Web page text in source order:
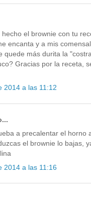
hecho el brownie con tu
encanta y a mis
quede más durita la
Gracias por la receta,
2014 a las 11:12
a precalentar el horno
el brownie lo bajas,
2014 a las 11:16